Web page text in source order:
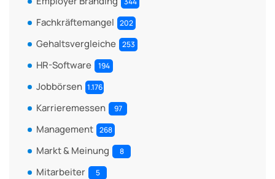
Fachkräftemangel 202
Gehaltsvergleiche 253
HR-Software 194
Jobbörsen 1.176
Karrieremessen 97
Management 268
Markt & Meinung 8
Mitarbeiter 5